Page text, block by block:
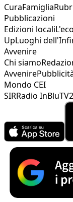
CuraFamiglia
Pubblicazioni
Edizioni locali
UpLuoghi
Avvenire
Chi siamo
Avvenire
Mondo CEI
SIRRadio InBlu